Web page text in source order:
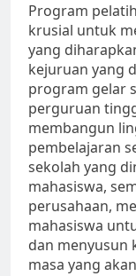
Program
krusial untuk
yang
kejuruan yang
program gelar
perguruan
membangun
pembelajaran
sekolah yang
mahasiswa,
perusahaan,
mahasiswa
dan menyusun
masa yang